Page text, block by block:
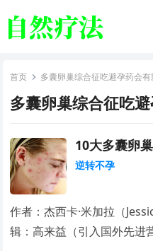
首页 多囊卵巢综合征吃避孕药会
多囊卵巢综合征吃
10大多囊卵
逆转不孕
作者：杰西卡·米加拉（
辑：高来益（引入国外先进